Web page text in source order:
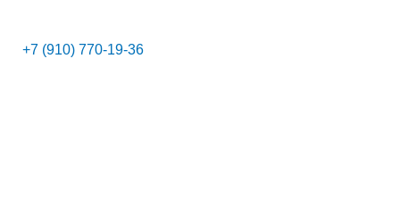
+7 (910) 770-19-36